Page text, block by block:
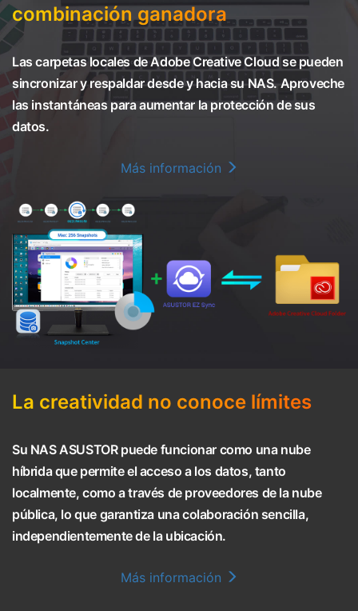
combinación ganadora
Las carpetas locales de Adobe Creative Cloud se pueden
sincronizar y respaldar desde y hacia su NAS. Aproveche
las instantáneas para aumentar la protección de sus
datos.
Más información
La creatividad no conoce límites
Su NAS ASUSTOR puede funcionar como una nube
híbrida que permite el acceso a los datos, tanto
localmente, como a través de proveedores de la nube
pública, lo que garantiza una colaboración sencilla,
independientemente de la ubicación.
Más información